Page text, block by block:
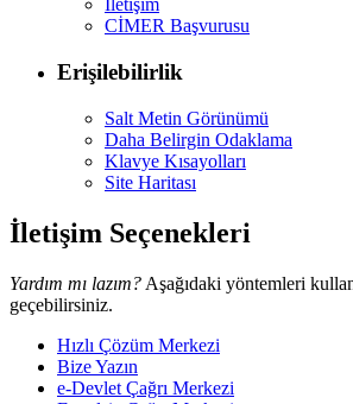
İletişim
CİMER Başvurusu
Erişilebilirlik
Salt Metin Görünümü
Daha Belirgin Odaklama
Klavye Kısayolları
Site Haritası
İletişim Seçenekleri
Yardım mı lazım? Aşağıdaki yöntemleri
geçebilirsiniz.
Hızlı Çözüm Merkezi
Bize Yazın
e-Devlet Çağrı Merkezi